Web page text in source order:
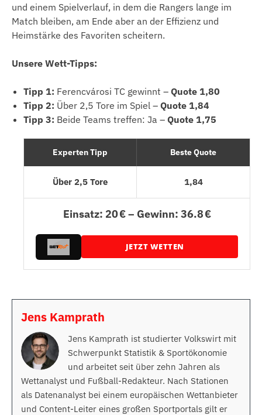
und einem Spielverlauf, in dem die Rangers lange im
Match bleiben, am Ende aber an der Effizienz und
Heimstärke des Favoriten scheitern.
Unsere Wett-Tipps:
Tipp 1: Ferencvárosi TC gewinnt – Quote 1,80
Tipp 2: Über 2,5 Tore im Spiel – Quote 1,84
Tipp 3: Beide Teams treffen: Ja – Quote 1,75
Experten Tipp Beste Quote
Über 2,5 Tore 1,84
Einsatz: 20 € – Gewinn: 36.8 €
JETZT WETTEN
Jens Kamprath
Jens Kamprath ist studierter Volkswirt mit
Schwerpunkt Statistik & Sportökonomie
und arbeitet seit über zehn Jahren als
Wettanalyst und Fußball-Redakteur. Nach Stationen
als Datenanalyst bei einem europäischen Wettanbieter
und Content-Leiter eines großen Sportportals gilt er